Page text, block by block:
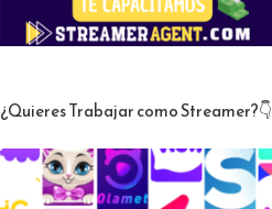
¿Quieres Trabajar como Streamer?👇